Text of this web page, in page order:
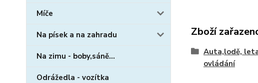
Míče
Na písek a na zahradu
Na zimu - boby,sáně...
Odrážedla - vozítka
Zboží
Auta,lodě,
ovládání